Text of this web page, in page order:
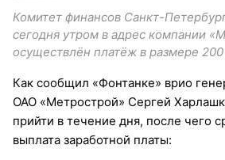
Комитет финансов Санкт-
сегодня утром в адрес компании
осуществлён платёж в размере
Как сообщил «Фонтанке» врио
ОАО «Метрострой» Сергей
прийти в течение дня, после чего
выплата заработной платы: